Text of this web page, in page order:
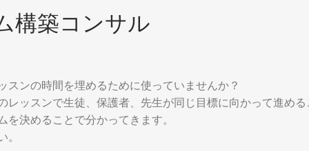
構築コンサル
ンの時間を埋めるために使っていませんか？
ッスンで生徒、保護者、先生が同じ目標に向かって進める
決めることで分かってきます。
。